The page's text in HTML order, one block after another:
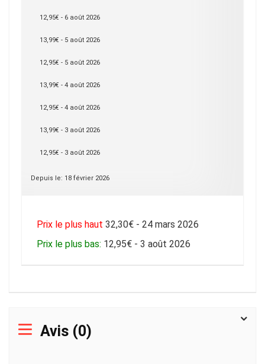
12,95€ - 6 août 2026
13,99€ - 5 août 2026
12,95€ - 5 août 2026
13,99€ - 4 août 2026
12,95€ - 4 août 2026
13,99€ - 3 août 2026
12,95€ - 3 août 2026
Depuis le: 18 février 2026
Prix le plus haut 32,30€ - 24 mars 2026
Prix le plus bas: 12,95€ - 3 août 2026
Avis (0)